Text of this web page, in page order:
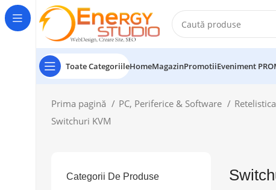
Toate CategoriileHomeMagazinPromotiiEveniment
Prima pagină PC, Periferice & Software Retelistica
Switchuri KVM
Categorii De Produse